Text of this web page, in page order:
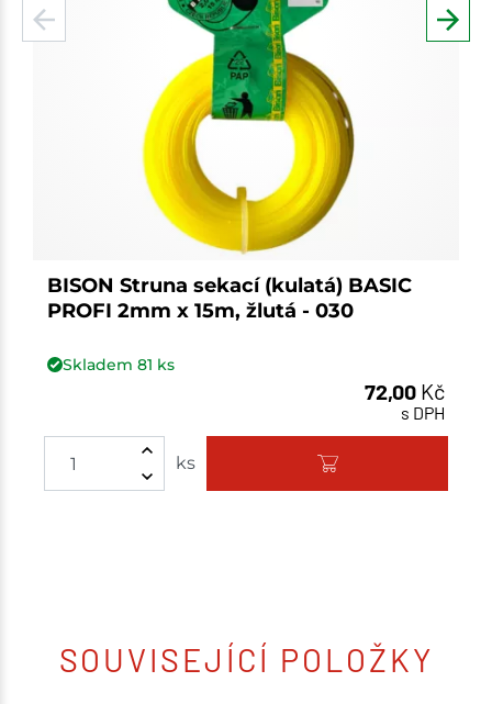
BISON Struna sekací (kulatá) BASIC
PROFI 2mm x 15m, žlutá - 030
Skladem 81 ks
72,00 Kč
s DPH
ks
SOUVISEJÍCÍ POLOŽKY